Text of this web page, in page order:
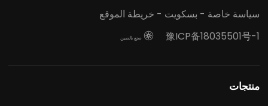
سياسة خاصة - بسكويت - خريطة الموقع
豫ICP备18035501号-1
 صنع بالصين
منتجات